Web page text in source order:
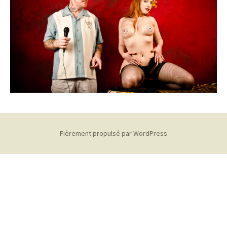
Fièrement propulsé par WordPress